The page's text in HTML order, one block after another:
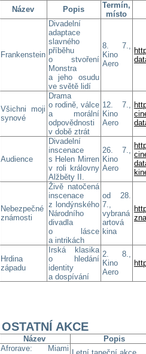
Název Popis
Termín,
místo
Frankenstein
Divadelní
adaptace
slavného
příběhu
o stvoření
Monstra
a jeho osudu
ve světě lidí
8. 7.,
Kino
Aero
Všichni moji
synové
Drama
o rodině, válce
a morální
odpovědnosti
v době ztrát
12. 7.,
Kino
Aero
Audience
Divadelní
inscenace
s Helen Mirren
v roli královny
Alžběty II.
26. 7.,
Kino
Aero
Nebezpečné
známosti
Živě natočená
inscenace
z londýnského
Národního
divadla
o lásce
a intrikách
od 28.
7.,
vybraná
artová
kina
Hrdina
západu
Irská klasika
o hledání
identity
a dospívání
2. 8.,
Kino
Aero
OSTATNÍ AKCE
Název
Popis
Afrorave: Miami